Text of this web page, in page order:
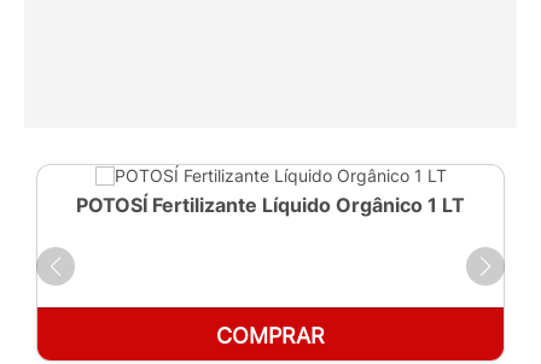
POTOSÍ Fertilizante Líquido Orgânico 1 LT
COMPRAR